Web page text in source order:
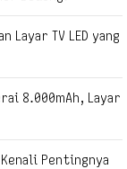
Layar TV LED yang
8.000mAh, Layar
Pentingnya